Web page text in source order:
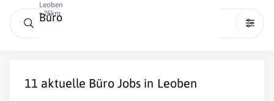
Leoben
• 25km
Büro
11 aktuelle BüroJobs in Leoben